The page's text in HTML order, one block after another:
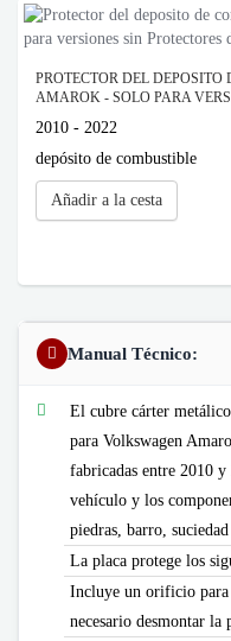
PROTECTOR DEL
AMAROK - SOLO PARA
2010 - 2022
depósito de combustible
Añadir a la cesta
Manual Técnico:
El cubre cárter
para Volkswagen
fabricadas entre 2010
vehículo y los
piedras, barro,
La placa protege los
Incluye un orificio para
necesario desmontar la